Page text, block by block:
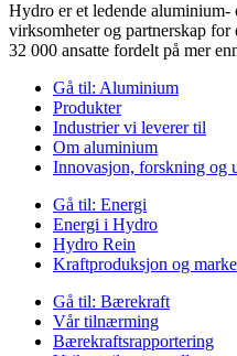
Hydro er et ledende aluminium-
virksomheter og partnerskap
32 000 ansatte fordelt på mer
Gå til: Aluminium
Produkter
Industrier vi leverer til
Om aluminium
Innovasjon, forskning og
Gå til: Energi
Energi i Hydro
Hydro Rein
Kraftproduksjon og
Gå til: Bærekraft
Vår tilnærming
Bærekraftsrapportering